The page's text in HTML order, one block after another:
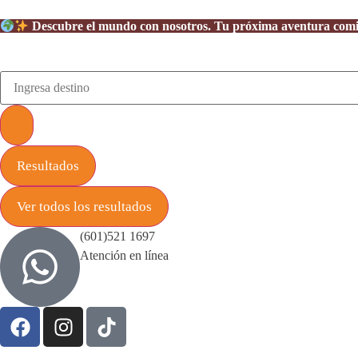
Descubre el mundo con nosotros. Tu próxima aventura
Resultados
Ver todos los resultados
(601)521 1697
Atención en línea